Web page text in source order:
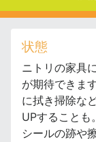
状態
ニトリの家具
が期待できま
に拭き掃除な
UPすることも。
シールの跡や